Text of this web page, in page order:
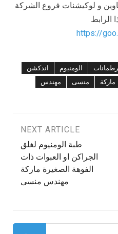
و لوكيشنات فروع الشركة
https://
الومنيوم
اندكشن
ماركة منسى مهندس
NEXT ARTICLE
طبة الومنيوم لغلق
الجراكن او العبوات ذات
الفوهة الصغيرة ماركة
مهندس منسى